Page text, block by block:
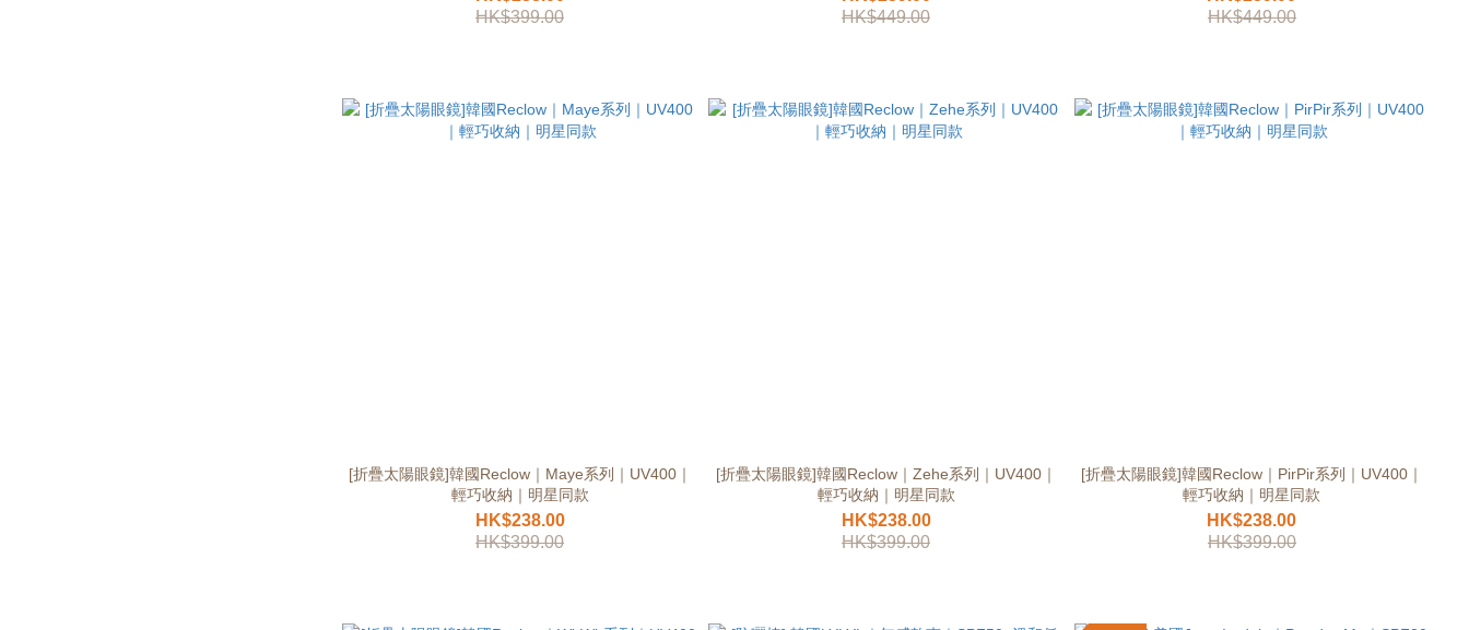
HK$399.00
HK$449.00
HK$449.00
[折疊太陽眼鏡]韓國Reclow｜Maye系列｜UV400｜
輕巧收納｜明星同款
HK$238.00
HK$399.00
[折疊太陽眼鏡]韓國Reclow｜Zehe系列｜UV400｜
輕巧收納｜明星同款
HK$238.00
HK$399.00
[折疊太陽眼鏡]韓國Reclow｜PirPir系列｜UV400｜
輕巧收納｜明星同款
HK$238.00
HK$399.00